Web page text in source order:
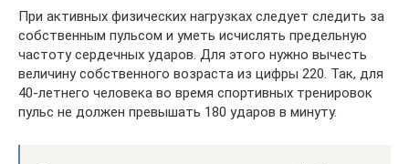
При активных физических нагрузках следует следить за
собственным пульсом и уметь исчислять предельную
частоту сердечных ударов. Для этого нужно вычесть
величину собственного возраста из цифры 220. Так, для
40-летнего человека во время спортивных тренировок
пульс не должен превышать 180 ударов в минуту.